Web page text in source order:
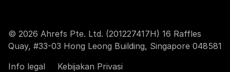
© 2026 Ahrefs Pte. Ltd. (201227417H) 16 Raffles
Quay, #33-03 Hong Leong Building, Singapore 048581
Info legal
Kebijakan Privasi